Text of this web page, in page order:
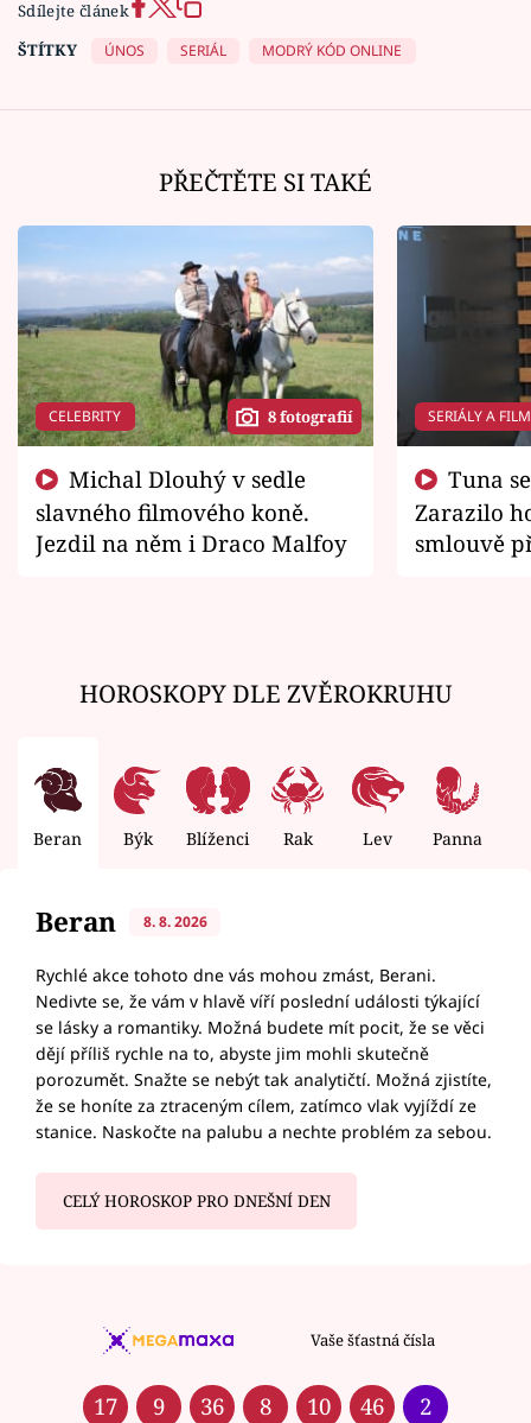
Sdílejte článek
ŠTÍTKY
ÚNOS SERIÁL MODRÝ KÓD ONLINE
PŘEČTĚTE SI TAKÉ
CELEBRITY 8 fotografií
slavného filmového koně.
Jezdil na něm i Draco Malfoy
SERIÁLY A
Zarazilo
smlouvě
HOROSKOPY DLE ZVĚROKRUHU
Beran Býk Blíženci Rak Lev Panna
Beran 8. 8. 2026
Rychlé akce tohoto dne vás mohou zmást, Berani.
Nedivte se, že vám v hlavě víří poslední události týkající
se lásky a romantiky. Možná budete mít pocit, že se věci
dějí příliš rychle na to, abyste jim mohli skutečně
porozumět. Snažte se nebýt tak analytičtí. Možná zjistíte,
že se honíte za ztraceným cílem, zatímco vlak vyjíždí ze
stanice. Naskočte na palubu a nechte problém za sebou.
CELÝ HOROSKOP PRO DNEŠNÍ DEN
Vaše šťastná čísla
17 9 36 8 10 46 2